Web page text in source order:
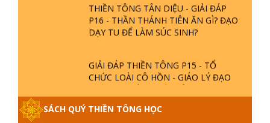
P16 - THẦN THÁNH TIÊN ĂN GÌ? ĐẠO
DẠY TU ĐỂ LÀM SÚC SINH?
GIẢI ĐÁP THIỀN TÔNG P15 - TỔ
CHỨC LOÀI CÔ HỒN - GIÁO LÝ ĐẠO
PHẬT KHI NÀO XUẤT BẢN
GIẢI ĐÁP THIỀN TÔNG ĐẶC BIỆT -
SÁCH QUÝ THIỀN TÔNG HỌC